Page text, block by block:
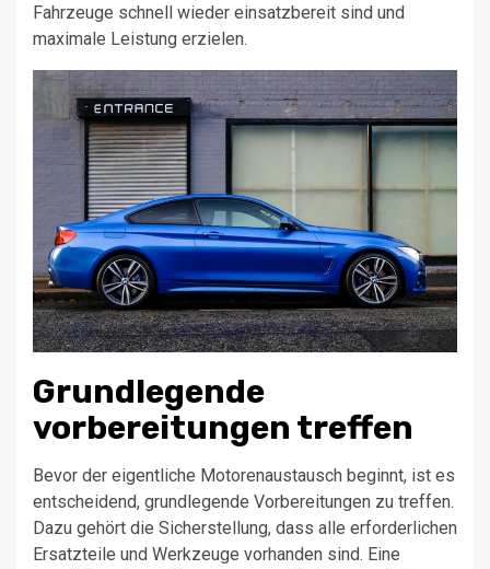
Fahrzeuge schnell wieder einsatzbereit sind und
maximale Leistung erzielen.
Grundlegende
vorbereitungen treffen
Bevor der eigentliche Motorenaustausch beginnt, ist es
entscheidend, grundlegende Vorbereitungen zu treffen.
Dazu gehört die Sicherstellung, dass alle erforderlichen
Ersatzteile und Werkzeuge vorhanden sind. Eine